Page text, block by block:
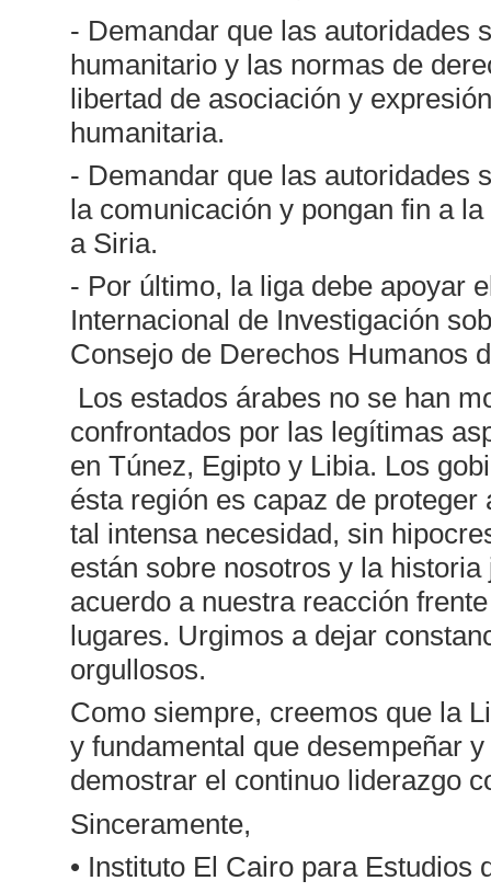
- Demandar que las autoridades
humanitario y las normas de
libertad de asociación y
humanitaria.
- Demandar que las autoridades
la comunicación y pongan fin a
a Siria.
- Por último, la liga debe apoyar
Internacional de Investigación
Consejo de Derechos Humanos
Los estados árabes no se han
confrontados por las legítimas
en Túnez, Egipto y Libia. Los
ésta región es capaz de
tal intensa necesidad, sin
están sobre nosotros y la
acuerdo a nuestra reacción
lugares. Urgimos a dejar
orgullosos.
Como siempre, creemos que la
y fundamental que desempeñar
demostrar el continuo liderazgo
Sinceramente,
• Instituto El Cairo para Estudios